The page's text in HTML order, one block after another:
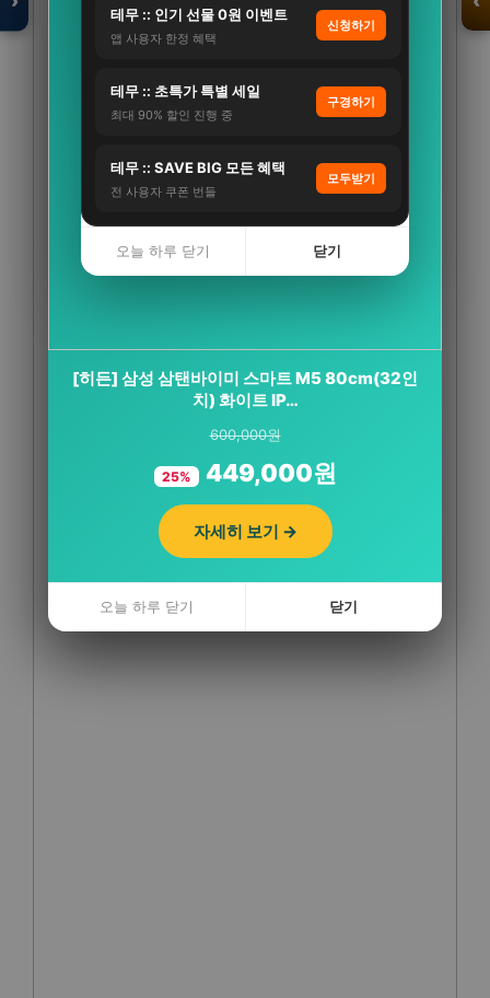
테무 :: 인기 선물 0원 이벤트
앱 사용자 한정 혜택
신청하기
테무 :: 초특가 특별 세일
최대 90% 할인 진행 중
구경하기
테무 :: SAVE BIG 모든 혜택
전 사용자 쿠폰 번들
모두받기
오늘 하루 닫기 닫기
CJ 멜라메이트 트리플액션 식물성 멜라토닌 2mg
30정, 2개
43,800원
56% 19,400원
자세히 보기 →
오늘 하루 닫기 닫기
[히든] 삼성 삼탠바이미 스마트 M5 80cm(32인
치) 화이트 IP…
600,000원
25% 449,000원
자세히 보기 →
오늘 하루 닫기 닫기